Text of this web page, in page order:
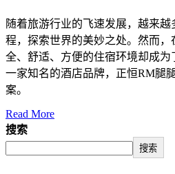
随着旅游行业的飞速发展，越来
程，探索世界的美妙之处。然而
全、舒适、方便的住宿环境却成
一家知名的酒店品牌，正恒RM腿
案。
Read More
搜索
搜索